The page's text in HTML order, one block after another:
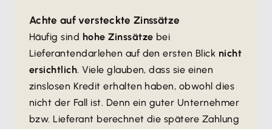
Achte auf versteckte Zinssätze
Häufig sind hohe Zinssätze bei
Lieferantendarlehen auf den ersten Blick nicht
ersichtlich. Viele glauben, dass sie einen
zinslosen Kredit erhalten haben, obwohl dies
nicht der Fall ist. Denn ein guter Unternehmer
bzw. Lieferant berechnet die spätere Zahlung